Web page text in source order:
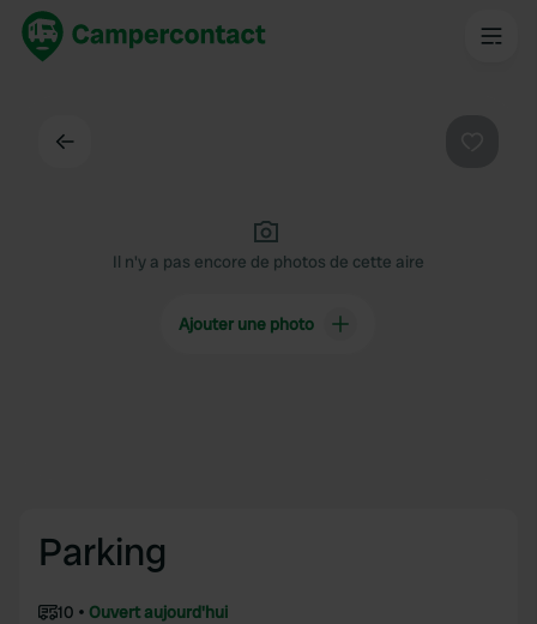
Il n'y a pas encore de photos de cette aire
Ajouter une photo
Parking
10
Ouvert aujourd'hui